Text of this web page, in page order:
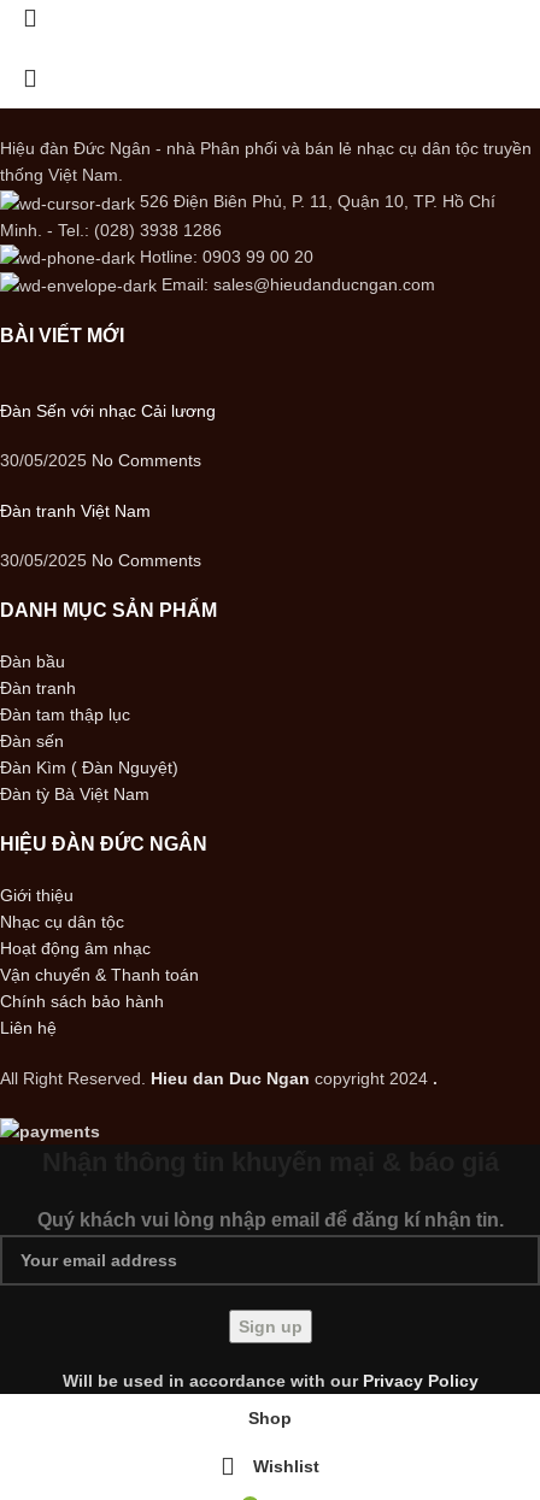
Hiệu đàn Đức Ngân - nhà Phân phối và bán lẻ nhạc cụ dân tộc truyền
thống Việt Nam.
526 Điện Biên Phủ, P. 11, Quận 10, TP. Hồ Chí
Minh. - Tel.: (028) 3938 1286
Hotline: 0903 99 00 20
Email: sales@hieudanducngan.com
BÀI VIẾT MỚI
Đàn Sến với nhạc Cải lương
30/05/2025 No Comments
Đàn tranh Việt Nam
30/05/2025 No Comments
DANH MỤC SẢN PHẨM
Đàn bầu
Đàn tranh
Đàn tam thập lục
Đàn sến
Đàn Kìm ( Đàn Nguyệt)
Đàn tỳ Bà Việt Nam
HIỆU ĐÀN ĐỨC NGÂN
Giới thiệu
Nhạc cụ dân tộc
Hoạt động âm nhạc
Vận chuyển & Thanh toán
Chính sách bảo hành
Liên hệ
All Right Reserved. Hieu dan Duc Ngan copyright 2024 .
Quý khách vui lòng nhập email để đăng kí nhận tin.
Will be used in accordance with our Privacy Policy
Shop
Wishlist